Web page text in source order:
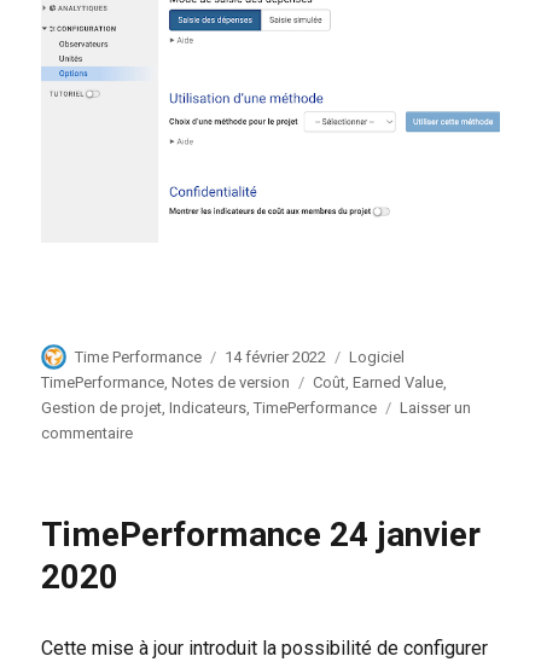
Auteur
Time Performance
Publié
le
14 février 2022 Catégories
Logiciel
TimePerformance,Notes de version Étiquettes
Coût,Earned Value,
Gestion de projet,Indicateurs,TimePerformance
Laisser un
commentairesur
2022
TimePerformance 24 janvier
2020
Cette mise à jour introduit la possibilité de configurer